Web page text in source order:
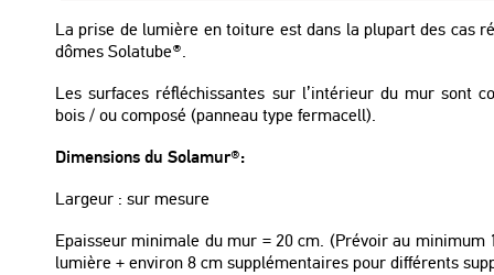
La prise de lumière en toiture est dans la plupart des cas
dômes Solatube®.
Les surfaces réfléchissantes sur l’intérieur du mur sont
bois / ou composé (panneau type fermacell).
Dimensions du Solamur®:
Largeur : sur mesure
Epaisseur minimale du mur = 20 cm. (Prévoir au minimum
lumière + environ 8 cm supplémentaires pour différents